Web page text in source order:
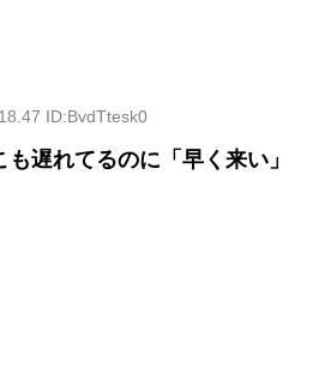
ID:BvdTtesk0
遅れてるのに「早く来い」